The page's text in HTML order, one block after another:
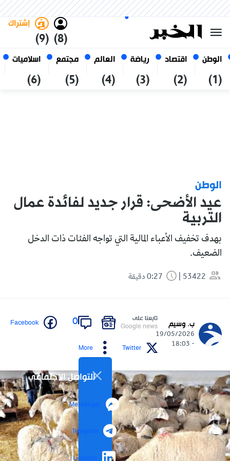
الوطن
(1)
اقتصاد
(2)
رياضة
(3)
العالم
(4)
مجتمع
(5)
اسلاميات
(6)
(8)
إشتراك
(9)
أغسطس 2026
الجزائر
الوطن
عيد الأضحى: قرار جديد لفائدة عمال
التربية
بهدف تخفيف الأعباء المالية التي تواجه الفئات ذات الدخل
الضعيف.
53422
ب. وسيم
19/05/2026
- 18:03
تابعنا على
Google news
0
Facebook
Twitter
More
التواصل الاجتماعي
Messenger
Telegram
LinkedIn